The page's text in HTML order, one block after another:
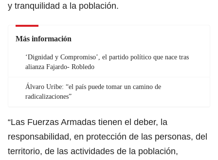
y tranquilidad a la población.
Más información
‘Dignidad y Compromiso’, el partido político que nace tras
alianza Fajardo- Robledo
Álvaro Uribe: “el país puede tomar un camino de
radicalizaciones”
“Las Fuerzas Armadas tienen el deber, la
responsabilidad, en protección de las personas, del
territorio, de las actividades de la población,